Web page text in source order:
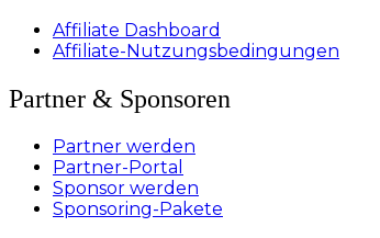
Affiliate Dashboard
Affiliate-Nutzungsbedingungen
Partner & Sponsoren
Partner werden
Partner-Portal
Sponsor werden
Sponsoring-Pakete